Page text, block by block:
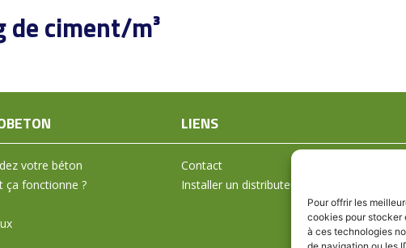
Pour offrir les
cookies pour stocker
à ces technologies
de ciment/m³
votre béton
ça fonctionne ?
LIENS
Contact
Installer un distributeur